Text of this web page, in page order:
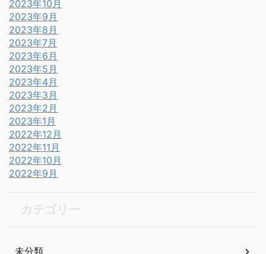
2023年10月
2023年9月
2023年8月
2023年7月
2023年6月
2023年5月
2023年4月
2023年3月
2023年2月
2023年1月
2022年12月
2022年11月
2022年10月
2022年9月
未分類